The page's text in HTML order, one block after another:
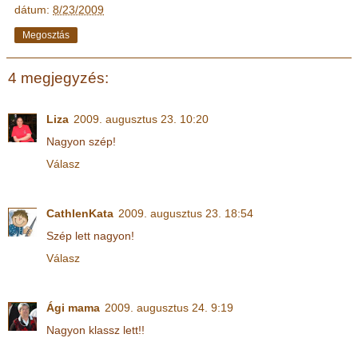
dátum: 8/23/2009
Megosztás
4 megjegyzés:
Liza 2009. augusztus 23. 10:20
Nagyon szép!
Válasz
CathlenKata 2009. augusztus 23. 18:54
Szép lett nagyon!
Válasz
Ági mama 2009. augusztus 24. 9:19
Nagyon klassz lett!!